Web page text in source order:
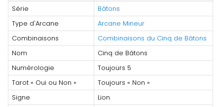
Série
Bâtons
Type d'Arcane
Arcane Mineur
Combinaisons
Combinaisons du Cinq de Bâtons
Nom
Cinq de Bâtons
Numérologie
Toujours 5
Tarot « Oui ou Non »
Toujours « Non »
Signe
Lion